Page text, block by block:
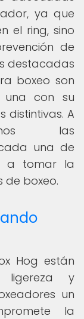
ya que
el ring, sino
de
destacadas
boxeo son
una con su
distintivas. A
las
una de
a tomar la
de boxeo.
Hog están
ligereza y
un
la